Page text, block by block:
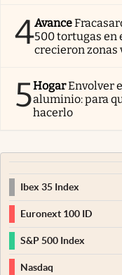
4Avance
500 tortugas en
crecieron zonas
5HogarEnvolver
aluminio: para
hacerlo
Ibex 35 Index
Euronext 100 ID
S&P 500 Index
Nasdaq